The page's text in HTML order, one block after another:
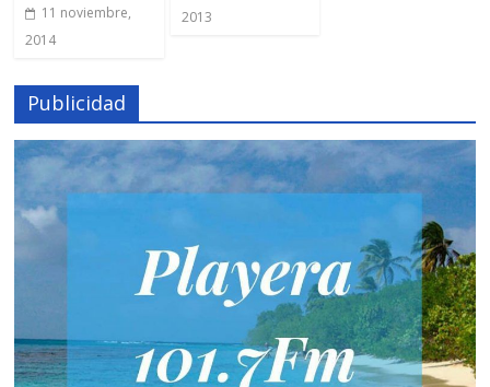
11 noviembre,
2014
2013
Publicidad